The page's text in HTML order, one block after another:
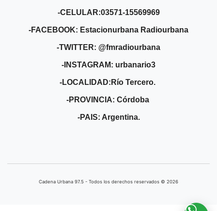
-CELULAR:03571-15569969
-FACEBOOK: Estacionurbana Radiourbana
-TWITTER: @fmradiourbana
-INSTAGRAM: urbanario3
-LOCALIDAD:Río Tercero.
-PROVINCIA: Córdoba
-PAIS: Argentina.
Cadena Urbana ​97.5 - Todos los derechos reservados © 2026